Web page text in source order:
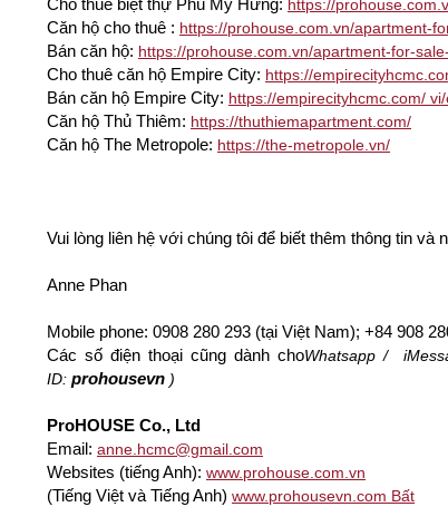
https://
Căn hộ cho thuê : https://prohouse.com.vn/apartment-
Bán căn hộ: https://prohouse.com.vn/apartment-for-
Cho thuê căn hộ Empire City: https://
Bán căn hộ Empire City: https://empirecityhcmc.com/
Căn hộ Thủ Thiêm: https://thuthiemapartment.com/
Căn hộ The Metropole: https://the-metropole.vn/
Vui lòng liên hệ với chúng tôi để biết thêm thông tin và
Anne Phan
Mobile phone: 0908 280 293 (tại Việt Nam); +84 908
Các số điện thoại cũng dành choWhatsapp/
ID: prohousevn )
ProHOUSE Co., Ltd
Email: anne.hcmc@gmail.com
Websites (tiếng Anh): www.prohouse.com.vn
(Tiếng Việt và Tiếng Anh) www.prohousevn.com Bất